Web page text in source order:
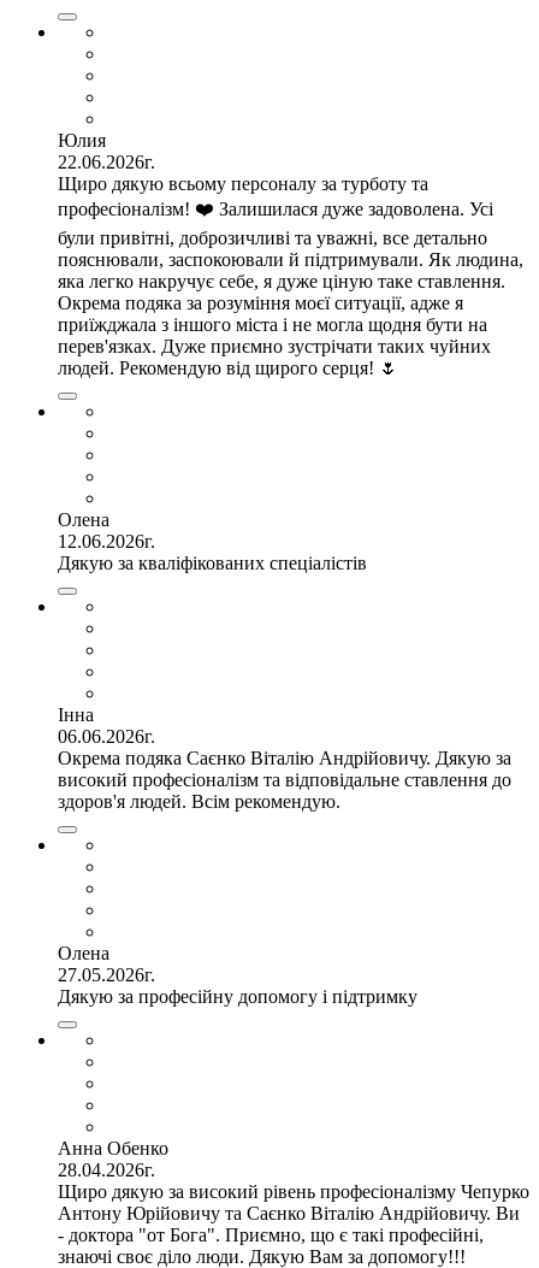
Юлия
22.06.2026г.
Щиро дякую всьому персоналу за турботу та
професіоналізм! ❤️ Залишилася дуже задоволена. Усі
були привітні, доброзичливі та уважні, все детально
пояснювали, заспокоювали й підтримували. Як людина,
яка легко накручує себе, я дуже ціную таке ставлення.
Окрема подяка за розуміння моєї ситуації, адже я
приїжджала з іншого міста і не могла щодня бути на
перев'язках. Дуже приємно зустрічати таких чуйних
людей. Рекомендую від щирого серця! 🌷
Олена
12.06.2026г.
Дякую за кваліфікованих спеціалістів
Інна
06.06.2026г.
Окрема подяка Саєнко Віталію Андрійовичу. Дякую за
високий професіоналізм та відповідальне ставлення до
здоров'я людей. Всім рекомендую.
Олена
27.05.2026г.
Дякую за професійну допомогу і підтримку
Анна Обенко
28.04.2026г.
Щиро дякую за високий рівень професіоналізму Чепурко
Антону Юрійовичу та Саєнко Віталію Андрійовичу. Ви
- доктора "от Бога". Приємно, що є такі професійні,
знаючі своє діло люди. Дякую Вам за допомогу!!!